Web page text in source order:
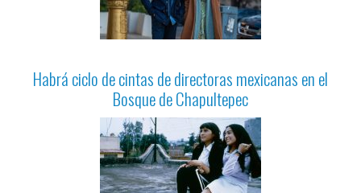
Habrá ciclo de cintas de directoras mexicanas en el
Bosque de Chapultepec